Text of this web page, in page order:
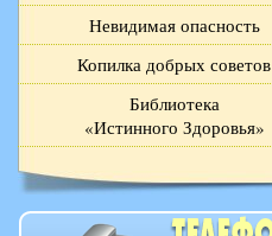
Невидимая опасность
Копилка добрых советов
Библиотека
«Истинного Здоровья»